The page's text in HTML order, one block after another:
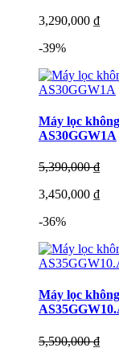
3,290,000 ₫
-39%
Máy lọc
AS30GGW1A
5,390,000 ₫
3,450,000 ₫
-36%
Máy lọc
5,590,000 ₫